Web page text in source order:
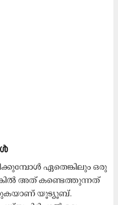
ഏതെങ്കിലും ഒരു
അത് കണ്ടെത്തുന്നത്
യൂട്യൂബ്.